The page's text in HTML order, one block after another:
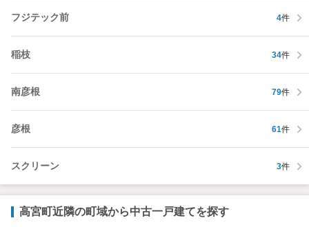
フジテック前 4件
稲枝 34件
南彦根 79件
彦根 61件
スクリーン 3件
高宮町近隣の町域から中古一戸建てを探す